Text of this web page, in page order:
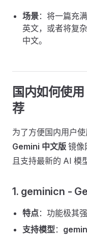
场景：将一篇充
英文，或者将复
中文。
国内如何使
荐
为了方便国内用户
Gemini 中文版 镜像
且支持最新的 AI 模
1. geminicn -
特点：功能极其
支持模型：